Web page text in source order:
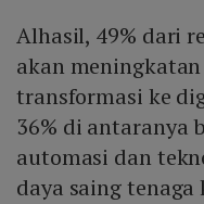
Alhasil, 49% dari
akan
transformasi ke
36% di antaranya
automasi dan
daya saing tenaga